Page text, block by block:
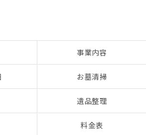
事業内容
お墓清掃
遺品整理
料金表